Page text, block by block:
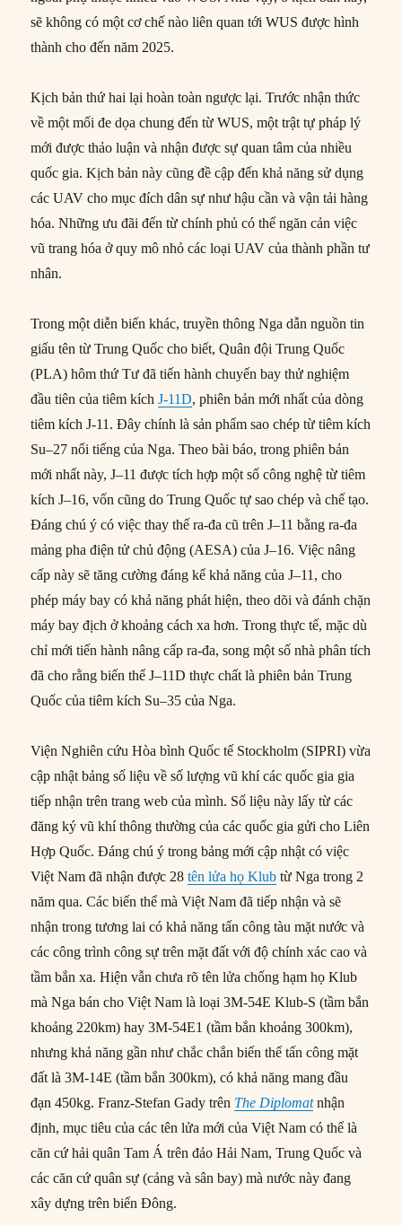
sẽ không có một cơ chế nào liên quan tới WUS được hình
thành cho đến năm 2025.
Kịch bản thứ hai lại hoàn toàn ngược lại. Trước nhận thức
về một mối đe dọa chung đến từ WUS, một trật tự pháp lý
mới được thảo luận và nhận được sự quan tâm của nhiều
quốc gia. Kịch bản này cũng đề cập đến khả năng sử dụng
các UAV cho mục đích dân sự như hậu cần và vận tải hàng
hóa. Những ưu đãi đến từ chính phủ có thể ngăn cản việc
vũ trang hóa ở quy mô nhỏ các loại UAV của thành phần tư
nhân.
Trong một diễn biến khác, truyền thông Nga dẫn nguồn tin
giấu tên từ Trung Quốc cho biết, Quân đội Trung Quốc
(PLA) hôm thứ Tư đã tiến hành chuyến bay thử nghiệm
đầu tiên của tiêm kíchJ-11D, phiên bản mới nhất của dòng
tiêm kích J-11. Đây chính là sản phẩm sao chép từ tiêm kích
Su–27 nổi tiếng của Nga. Theo bài báo, trong phiên bản
mới nhất này, J–11 được tích hợp một số công nghệ từ tiêm
kích J–16, vốn cũng do Trung Quốc tự sao chép và chế tạo.
Đáng chú ý có việc thay thế ra-đa cũ trên J–11 bằng ra-đa
mảng pha điện tử chủ động (AESA) của J–16. Việc nâng
cấp này sẽ tăng cường đáng kể khả năng của J–11, cho
phép máy bay có khả năng phát hiện, theo dõi và đánh chặn
máy bay địch ở khoảng cách xa hơn. Trong thực tế, mặc dù
chỉ mới tiến hành nâng cấp ra-đa, song một số nhà phân tích
đã cho rằng biến thể J–11D thực chất là phiên bản Trung
Quốc của tiêm kích Su–35 của Nga.
Viện Nghiên cứu Hòa bình Quốc tế Stockholm (SIPRI) vừa
cập nhật bảng số liệu về số lượng vũ khí các quốc gia gia
tiếp nhận trên trang web của mình. Số liệu này lấy từ các
đăng ký vũ khí thông thường của các quốc gia gửi cho Liên
Hợp Quốc. Đáng chú ý trong bảng mới cập nhật có việc
Việt Nam đã nhận được 28tên lửa họ Klub từ Nga trong 2
năm qua. Các biến thể mà Việt Nam đã tiếp nhận và sẽ
nhận trong tương lai có khả năng tấn công tàu mặt nước và
các công trình công sự trên mặt đất với độ chính xác cao và
tầm bắn xa. Hiện vẫn chưa rõ tên lửa chống hạm họ Klub
mà Nga bán cho Việt Nam là loại 3M-54E Klub-S (tầm bắn
khoảng 220km) hay 3M-54E1 (tầm bắn khoảng 300km),
nhưng khả năng gần như chắc chắn biến thể tấn công mặt
đất là 3M-14E (tầm bắn 300km), có khả năng mang đầu
đạn 450kg. Franz-Stefan Gady trên The Diplomatnhận
định, mục tiêu của các tên lửa mới của Việt Nam có thể là
căn cứ hải quân Tam Á trên đảo Hải Nam, Trung Quốc và
các căn cứ quân sự (cảng và sân bay) mà nước này đang
xây dựng trên biển Đông.